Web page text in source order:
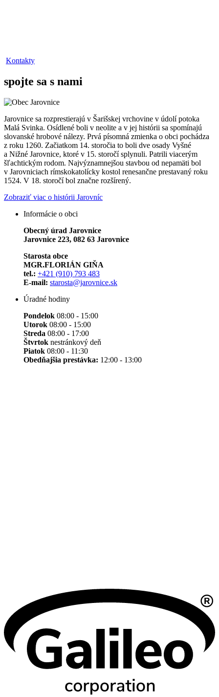
Kontakty
spojte sa s nami
Jarovnice sa rozprestierajú v Šarišskej vrchovine v údolí potoka
Malá Svinka. Osídlené boli v neolite a v jej histórii sa spomínajú
slovanské hrobové nálezy. Prvá písomná zmienka o obci pochádza
z roku 1260. Začiatkom 14. storočia to boli dve osady Vyšné
a Nižné Jarovnice, ktoré v 15. storočí splynuli. Patrili viacerým
šľachtickým rodom. Najvýznamnejšou stavbou od nepamäti bol
v Jarovniciach rímskokatolícky kostol renesančne prestavaný roku
1524. V 18. storočí bol značne rozšírený.
Zobraziť viac o histórii Jarovníc
Informácie o obci
Obecný úrad Jarovnice
Jarovnice 223, 082 63 Jarovnice
Starosta obce
MGR.FLORIÁN GIŇA
tel.: +421 (910) 793 483
E-mail: starosta@jarovnice.sk
Úradné hodiny
Pondelok 08:00 - 15:00
Utorok 08:00 - 15:00
Streda 08:00 - 17:00
Štvrtok nestránkový deň
Piatok 08:00 - 11:30
Obedňajšia prestávka: 12:00 - 13:00